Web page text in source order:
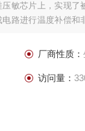
敏芯片上，实现了
路进行温度补偿和
厂商性质：
访问量：